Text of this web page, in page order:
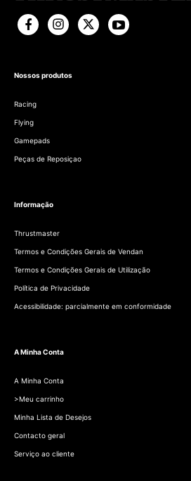
Nossos produtos
Racing
Flying
Gamepads
Peças de Reposiçao
Informação
Thrustmaster
Termos e Condições Gerais de Vendan
Termos e Condições Gerais de Utilização
Política de Privacidade
Acessibilidade: parcialmente em conformidade
A Minha Conta
A Minha Conta
>Meu carrinho
Minha Lista de Desejos
Contacto geral
Serviço ao cliente